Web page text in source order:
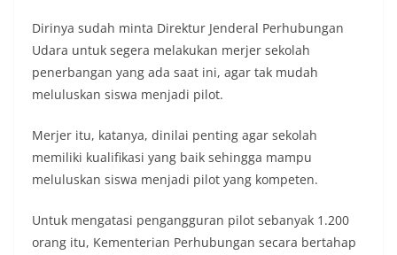
Dirinya sudah minta Direktur Jenderal Perhubungan
Udara untuk segera melakukan merjer sekolah
penerbangan yang ada saat ini, agar tak mudah
meluluskan siswa menjadi pilot.
Merjer itu, katanya, dinilai penting agar sekolah
memiliki kualifikasi yang baik sehingga mampu
meluluskan siswa menjadi pilot yang kompeten.
Untuk mengatasi pengangguran pilot sebanyak 1.200
orang itu, Kementerian Perhubungan secara bertahap